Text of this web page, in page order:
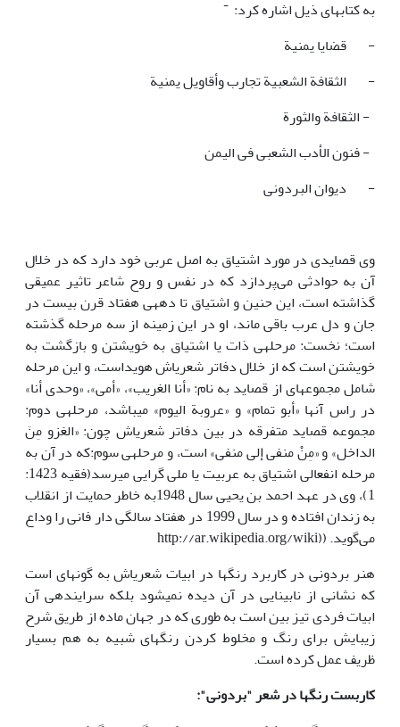
به کتابهای ذیل اشاره کرد: -
- قضایا یمنیة
- الثقافة الشعبیة تجارب وأقاویل یمنیة
- الثقافة والثورة
- فنون الأدب الشعبی فی الیمن
- دیوان البردونی
وی قصایدی در مورد اشتیاق به اصل عربی خود دارد که در خلال
آن به حوادثی می‌پردازد که در نفس و روح شاعر تاثیر عمیقی
گذاشته است، این حنین و اشتیاق تا دهه­ی هفتاد قرن بیست در
جان و دل عرب باقی ماند، او در این زمینه از سه مرحله گذشته
است؛ نخست: مرحله­ی ذات یا اشتیاق به خویشتن و بازگشت به
خویشتن است که از خلال دفاتر شعری­اش هویداست، و این مرحله
شامل مجموعه­ای از قصاید به نام: «أنا الغریب»، «أمی»، «وحدی أنا»
در راس آنها «أبو تمام» و «عروبة الیوم» می­باشد، مرحله­ی دوم:
مجموعه قصاید متفرقه در بین دفاتر شعری­اش چون: «الغزو مِنَ
الداخل» و «مِنْ منفی إلی منفی» است، و مرحله­ی سوم:که در آن به
مرحله­ انفعالی اشتیاق به عربیت یا ملی گرایی می­رسد(فقیه 1423:
1)، وی در عهد احمد بن یحیی سال 1948به خاطر حمایت از انقلاب
به زندان افتاده و در سال 1999 در هفتاد سالگی دار فانی را وداع
می‌گوید. ((http://ar.wikipedia.org/wiki
هنر بردونی در کاربرد رنگ­ها در ابیات شعری­اش به گونه­ای است
که نشانی از نابینایی در آن دیده نمی­شود بلکه سراینده­ی آن
ابیات فردی تیز بین است به طوری که در جهان ماده از طریق شرح
زیبایش برای رنگ و مخلوط کردن رنگهای شبیه به هم بسیار
ظریف عمل کرده است.
کاربسترنگ­ها در شعر "بردونی":